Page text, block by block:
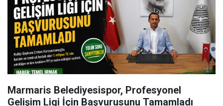
Marmaris Belediyesispor, Profesyonel
Gelişim Ligi İçin Başvurusunu Tamamladı